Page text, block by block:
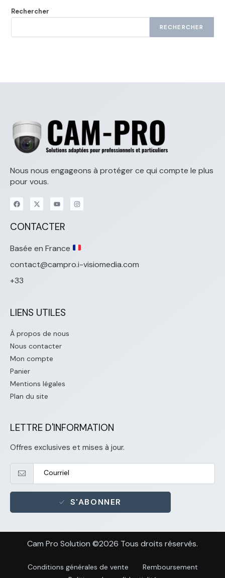
Rechercher
RECHERCHER
Nous nous engageons à protéger ce qui compte le plus
pour vous.
CONTACTER
Basée en France
contact@campro.i-visiomedia.com
+33
LIENS UTILES
À propos de nous
Nous contacter
Mon compte
Panier
Mentions légales
Plan du site
LETTRE D'INFORMATION
Offres exclusives et mises à jour.
S'ABONNER
Cam Pro Solution ©2026 Tous droits réservés.
Conditions générales de vente
Remboursement